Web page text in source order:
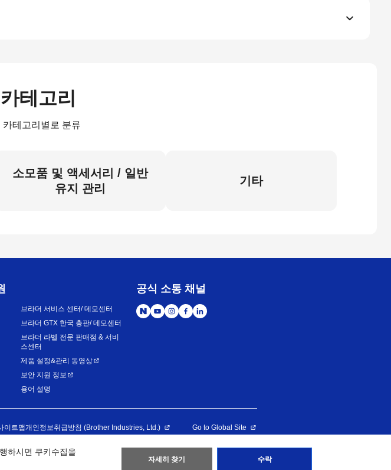
테고리
테고리별로 분류
소모품 및 액세서리 / 일반
유지 관리
기타
브라더 서비스 센터/ 데모센터
브라더 GTX 한국 총판/ 데모센터
브라더 라벨 전문 판매점 & 서비
스센터
제품 설정&관리 동영상
보안 지원 정보
용어 설명
공식 소통 채널
이트맵개인정보취급방침 (Brother Industries, Ltd.) Go to Global Site
CO., LTD. All Rights Reserved
하시면 쿠키수집을
자세히 찾기 수락